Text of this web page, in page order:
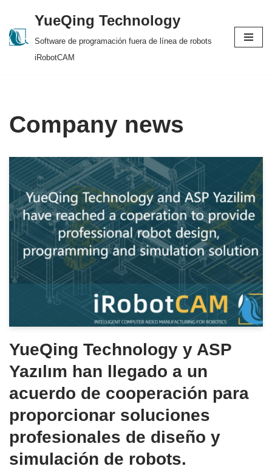
Skip
YueQing Technology
Software de programación fuera de línea de robots
iRobotCAM
Company news
YueQing Technology y ASP
Yazılım han llegado a un
acuerdo de cooperación para
proporcionar soluciones
profesionales de diseño y
simulación de robots.